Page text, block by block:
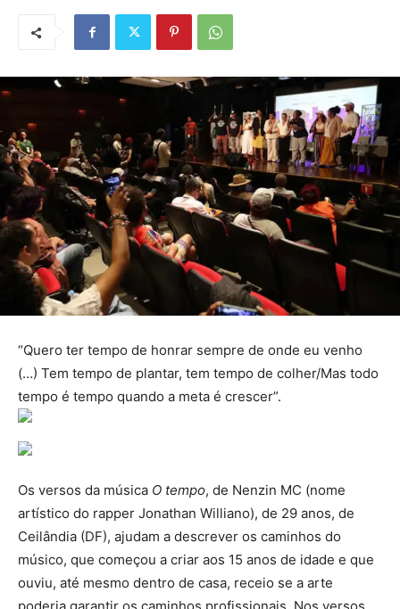
“Quero ter tempo de honrar sempre de onde eu venho
(…) Tem tempo de plantar, tem tempo de colher/Mas todo
tempo é tempo quando a meta é crescer”.
Os versos da música O tempo, de Nenzin MC (nome
artístico do rapper Jonathan Williano), de 29 anos, de
Ceilândia (DF), ajudam a descrever os caminhos do
músico, que começou a criar aos 15 anos de idade e que
ouviu, até mesmo dentro de casa, receio se a arte